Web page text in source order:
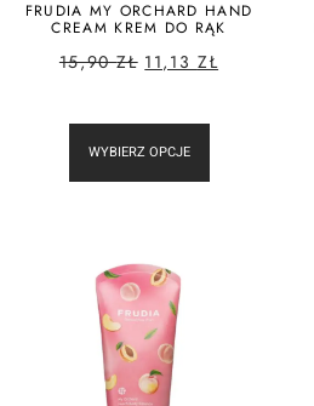
FRUDIA MY ORCHARD HAND
CREAM KREM DO RĄK
15,90ZŁ 11,13 ZŁ
WYBIERZ OPCJE